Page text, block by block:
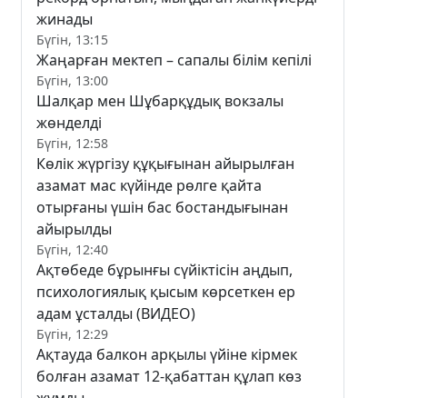
жинады
Бүгін, 13:15
Жаңарған мектеп – сапалы білім кепілі
Бүгін, 13:00
Шалқар мен Шұбарқұдық вокзалы
жөнделді
Бүгін, 12:58
Көлік жүргізу құқығынан айырылған
азамат мас күйінде рөлге қайта
отырғаны үшін бас бостандығынан
айырылды
Бүгін, 12:40
Ақтөбеде бұрынғы сүйіктісін аңдып,
психологиялық қысым көрсеткен ер
адам ұсталды (ВИДЕО)
Бүгін, 12:29
Ақтауда балкон арқылы үйіне кірмек
болған азамат 12-қабаттан құлап көз